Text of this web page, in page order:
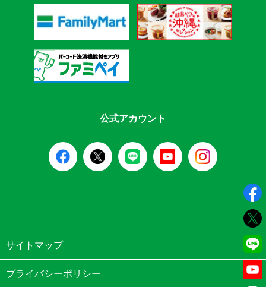
公式アカウント
サイトマップ
プライバシーポリシー